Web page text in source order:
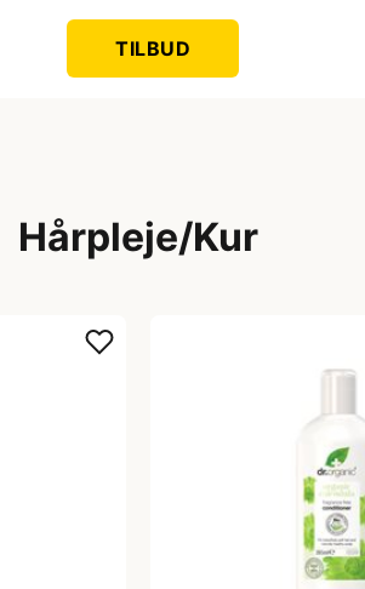
TILBUD
Hårpleje/Kur